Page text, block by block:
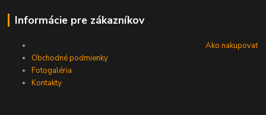
Informácie pre zákazníkov
Ako nakupovať
Obchodné podmienky
Fotogaléria
Kontakty